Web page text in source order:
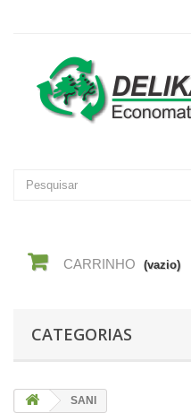
CARRINHO (vazio)
CATEGORIAS
SANI